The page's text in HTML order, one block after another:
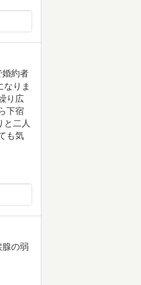
婚約者
なりま
り広
下宿
と二人
も気
の弱